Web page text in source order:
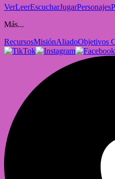
VerLeerEscucharJugarPersonajes
Más...
RecursosMisiónAliadoObjetivos